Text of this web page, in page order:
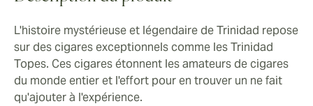
L'histoire mystérieuse et légendaire de Trinidad repose
sur des cigares exceptionnels comme les Trinidad
Topes. Ces cigares étonnent les amateurs de cigares
du monde entier et l'effort pour en trouver un ne fait
qu'ajouter à l'expérience.